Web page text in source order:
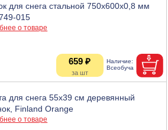
для снега стальной 750х600х0,8 мм
015
о товаре
659 ₽
для снега 55х39 см деревянный
Finland Orange
о товаре